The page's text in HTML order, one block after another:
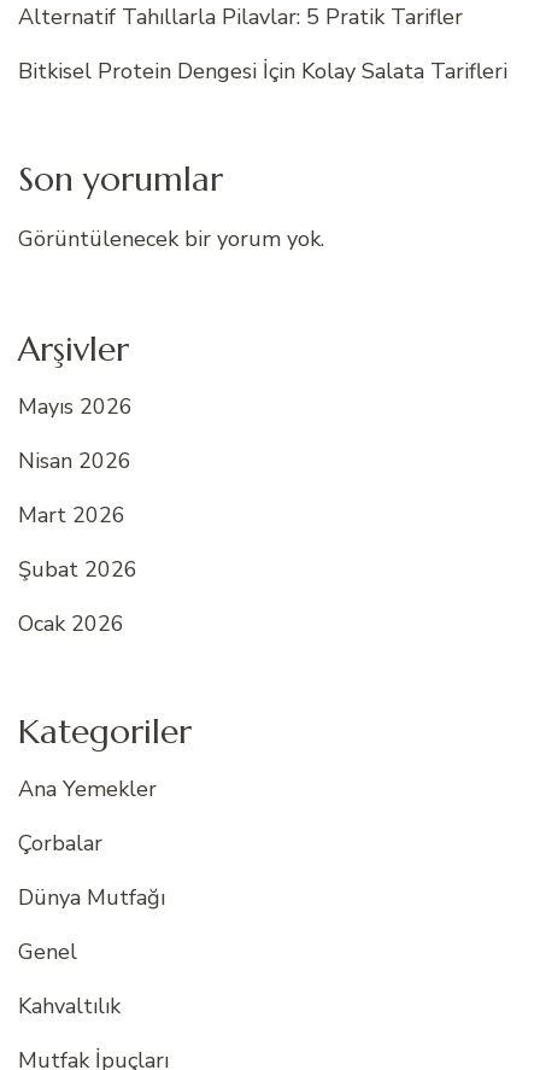
Alternatif Tahıllarla Pilavlar: 5 Pratik Tarifler
Bitkisel Protein Dengesi İçin Kolay Salata Tarifleri
Son yorumlar
Görüntülenecek bir yorum yok.
Arşivler
Mayıs 2026
Nisan 2026
Mart 2026
Şubat 2026
Ocak 2026
Kategoriler
Ana Yemekler
Çorbalar
Dünya Mutfağı
Genel
Kahvaltılık
Mutfak İpuçları